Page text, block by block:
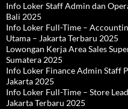
Info Loker Staff Admin dan
Bali 2025
Info Loker Full-Time –
Utama – Jakarta Terbaru 2025
Lowongan Kerja Area Sales
Sumatera 2025
Info Loker Finance Admin Staff
Jakarta 2025
Info Loker Full-Time – Store
Jakarta Terbaru 2025